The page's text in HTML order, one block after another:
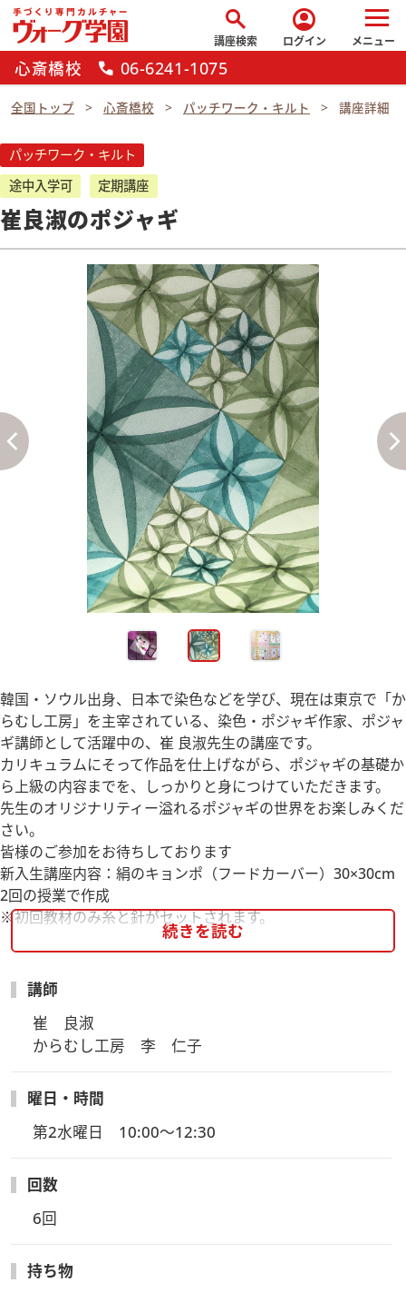
search
講座検索
account_circle
ログイン メニュー
心斎橋校 call 06-6241-1075
全国トップ 心斎橋校 パッチワーク・キルト 講座詳細
パッチワーク・キルト
途中入学可
定期講座
崔良淑のポジャギ
韓国・ソウル出身、日本で染色などを学び、現在は東京で「か
らむし工房」を主宰されている、染色・ポジャギ作家、ポジャ
ギ講師として活躍中の、崔 良淑先生の講座です。
カリキュラムにそって作品を仕上げながら、ポジャギの基礎か
ら上級の内容までを、しっかりと身につけていただきます。
先生のオリジナリティー溢れるポジャギの世界をお楽しみくだ
さい。
皆様のご参加をお待ちしております
新入生講座内容：絹のキョンポ（フードカーバー）30×30cm
2回の授業で作成
※初回教材のみ糸と針がセットされます。
■カリキュラムに沿ってスキルアップしていきます。
続きを読む
講師
崔　良淑
からむし工房　李　仁子
曜日・時間
第2水曜日　10:00～12:30
回数
6回
持ち物